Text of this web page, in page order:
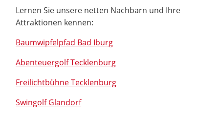
Lernen Sie unsere netten Nachbarn und Ihre
Attraktionen kennen:
Baumwipfelpfad Bad Iburg
Abenteuergolf Tecklenburg
Freilichtbühne Tecklenburg
Swingolf Glandorf